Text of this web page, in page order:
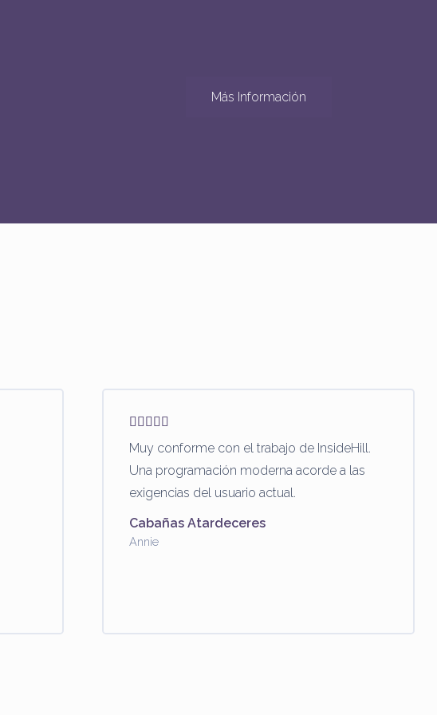
Más Información
Muy conforme con el trabajo de InsideHill.
Una programación moderna acorde a las
exigencias del usuario actual.
Cabañas Atardeceres
Annie